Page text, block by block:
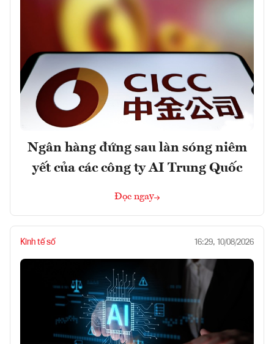
Ngân hàng đứng sau làn sóng niêm
yết của các công ty AI Trung Quốc
Đọc ngay
Kinh tế số 16:29, 10/08/2026